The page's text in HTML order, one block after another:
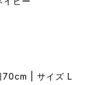
70cm | サイズ L